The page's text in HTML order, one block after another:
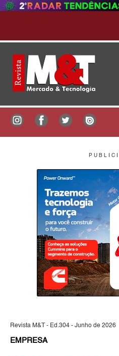
P U B L I C I
Revista M&T - Ed.304 - Junho de 2026
EMPRESA